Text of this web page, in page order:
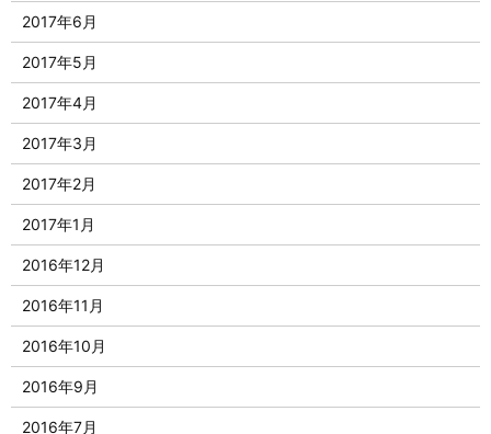
2017年6月
2017年5月
2017年4月
2017年3月
2017年2月
2017年1月
2016年12月
2016年11月
2016年10月
2016年9月
2016年7月